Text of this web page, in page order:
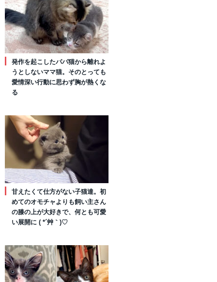
発作を起こしたパパ猫から離れよ
うとしないママ猫。そのとっても
愛情深い行動に思わず胸が熱くな
る
甘えたくて仕方がない子猫達。初
めてのオモチャよりも飼い主さん
の膝の上が大好きで、何とも可愛
い展開に ( *´艸｀)♡